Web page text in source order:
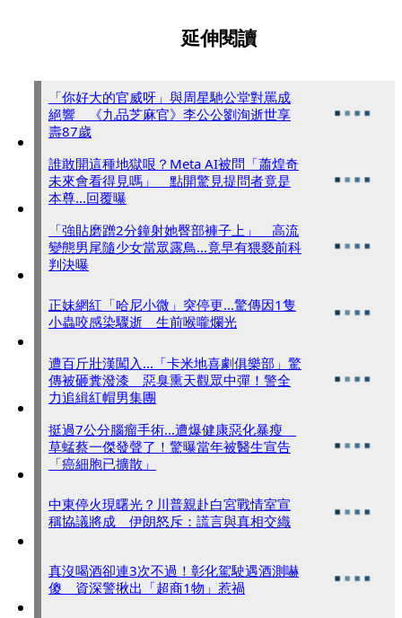
延伸閱讀
「你好大的官威呀」與周星馳公堂對罵成
絕響 《九品芝麻官》李公公劉洵逝世享
壽87歲
誰敢開這種地獄哏？Meta AI被問「蕭煌奇
未來會看得見嗎」 點開驚見提問者竟是
本尊...回覆曝
「強貼磨蹭2分鐘射她臀部褲子上」 高流
變態男尾隨少女當眾露鳥...竟早有猥褻前科
判決曝
正妹網紅「哈尼小微」突停更...驚傳因1隻
小蟲咬感染驟逝 生前喉嚨爛光
遭百斤壯漢闖入...「卡米地喜劇俱樂部」驚
傳被砸糞潑漆 惡臭熏天觀眾中彈！警全
力追緝紅帽男集團
挺過7公分腦瘤手術...遭爆健康惡化暴瘦
草蜢蔡一傑發聲了！驚曝當年被醫生宣告
「癌細胞已擴散」
中東停火現曙光？川普親赴白宮戰情室宣
稱協議將成 伊朗怒斥：謊言與真相交織
真沒喝酒卻連3次不過！彰化駕駛遇酒測嚇
傻 資深警揪出「超商1物」惹禍